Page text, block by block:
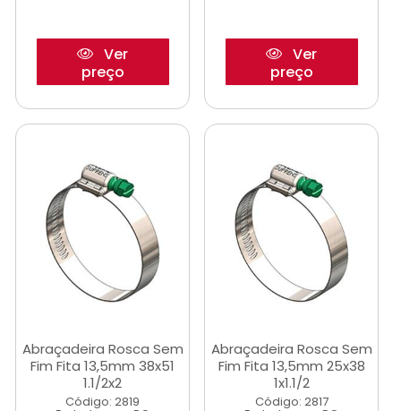
Ver
preço
Ver
preço
Abraçadeira Rosca Sem
Fim Fita 13,5mm 38x51
1.1/2x2
Código: 2819
Abraçadeira Rosca Sem
Fim Fita 13,5mm 25x38
1x1.1/2
Código: 2817